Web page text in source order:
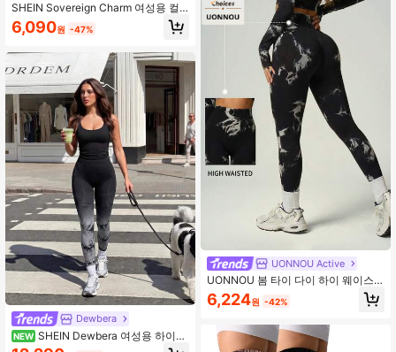
SHEIN Sovereign Charm 여성용 컬
러블록 하이웨스트 캐주얼 다용도 일
상 여행 스포츠 반바지
6,090원 -47%
Dewbera
NEW SHEIN Dewbera 여성용 하이웨
스트 심리스 슬림 레깅스 - 탄력 있는
UONNOU Active
UONNOU 봄 타이 다이 하이 웨이스
트 요가 레깅스 스포츠
6,224원 -42%